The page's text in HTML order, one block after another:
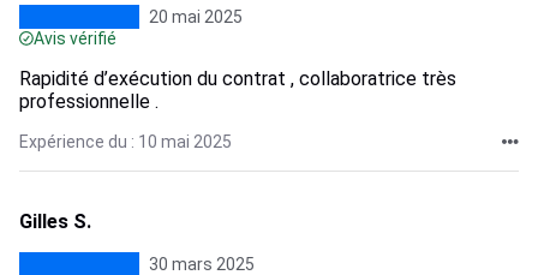
20 mai 2025
Avis vérifié
Rapidité d’exécution du contrat , collaboratrice très
professionnelle .
Expérience du : 10 mai 2025
Gilles S.
30 mars 2025